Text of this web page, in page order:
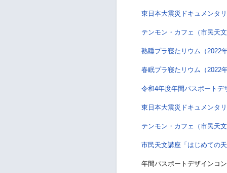
東日本大震災ドキュメンタ
テンモン・カフェ（市民
熟睡プラ寝たリウム（
春眠プラ寝たリウム（2022
令和4年度年間パスポート
東日本大震災ドキュメンタ
テンモン・カフェ（市民
市民天文講座「はじめての
年間パスポートデザイン